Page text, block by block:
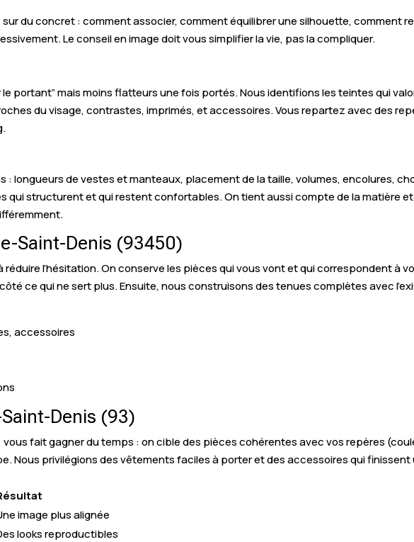
du concret : comment associer, comment équilibrer une silhouette, comment
Le conseil en image doit vous simplifier la vie, pas la compliquer.
portant” mais moins flatteurs une fois portés. Nous identifions les teintes qui
du visage, contrastes, imprimés, et accessoires. Vous repartez avec des
: longueurs de vestes et manteaux, placement de la taille, volumes, encolures,
qui structurent et qui restent confortables. On tient aussi compte de la matière
Saint-Denis (93450)
réduire l’hésitation. On conserve les pièces qui vous vont et qui correspondent à
ce qui ne sert plus. Ensuite, nous construisons des tenues complètes avec
accessoires
Denis (93)
fait gagner du temps : on cible des pièces cohérentes avec vos repères
Nous privilégions des vêtements faciles à porter et des accessoires qui finissent
image plus alignée
looks reproductibles